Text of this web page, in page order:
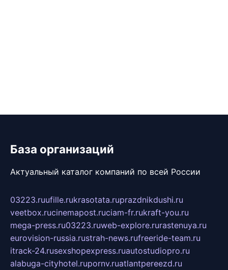
База организаций
Актуальный каталог компаний по всей России
03223.ruufille.rukrasotata.ruprazdnikdushi.ru
veetbox.rucinemapost.ruciam-fr.rukraft-you.ru
mega-press.ru03223.ruweb-explore.rurastenuya.ru
eurovision-russia.rustrah-news.rufreeride-team.ru
itrack-24.rusexshopexpress.ruautostudiopro.ru
alabuga-cityhotel.rupornv.ruatlantpereezd.ru